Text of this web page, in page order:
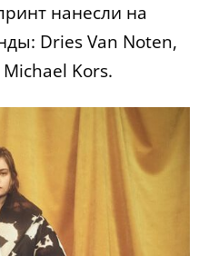
нанесли на
Dries Van Noten,
Kors.